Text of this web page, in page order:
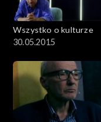
Wszystko o kulturze
30.05.2015